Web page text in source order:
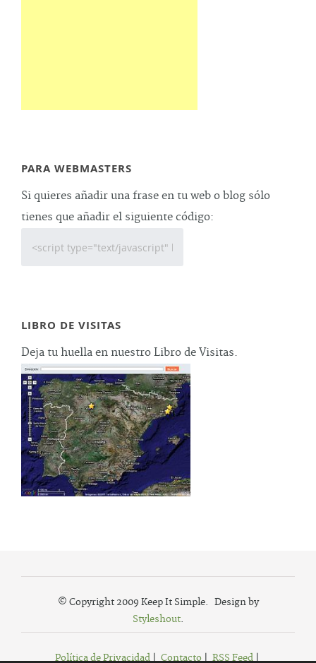
PARA WEBMASTERS
Si quieres añadir una frase en tu web o blog sólo
tienes que añadir el siguiente código:
LIBRO DE VISITAS
Deja tu huella en nuestro Libro de Visitas.
© Copyright 2009 Keep It Simple. Design by
Styleshout.
Política de Privacidad| Contacto| RSS Feed|